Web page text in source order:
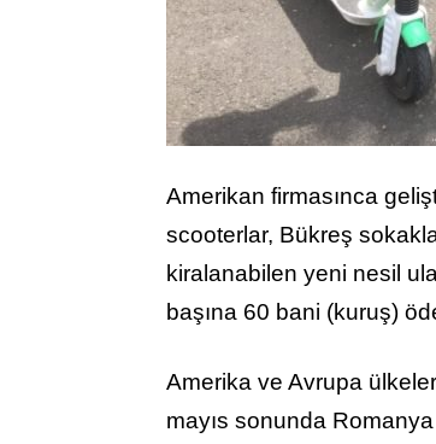
Amerikan firmasınca
scooterlar, Bükreş
kiralanabilen yeni nesil
başına 60 bani (kuruş)
Amerika ve Avrupa
mayıs sonunda